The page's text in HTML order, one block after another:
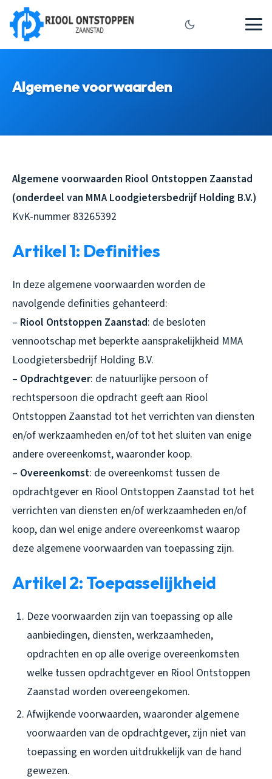
Algemene voorwaarden
Algemene voorwaarden Riool Ontstoppen Zaanstad
(onderdeel van MMA Loodgietersbedrijf Holding B.V.)
KvK-nummer 83265392
Artikel 1: Definities
In deze algemene voorwaarden worden de
navolgende definities gehanteerd:
– Riool Ontstoppen Zaanstad: de besloten
vennootschap met beperkte aansprakelijkheid MMA
Loodgietersbedrijf Holding B.V.
– Opdrachtgever: de natuurlijke persoon of
rechtspersoon die opdracht geeft aan Riool
Ontstoppen Zaanstad tot het verrichten van diensten
en/of werkzaamheden en/of tot het sluiten van enige
andere overeenkomst, waaronder koop.
– Overeenkomst: de overeenkomst tussen de
opdrachtgever en Riool Ontstoppen Zaanstad tot het
verrichten van diensten en/of werkzaamheden en/of
koop, dan wel enige andere overeenkomst waarop
deze algemene voorwaarden van toepassing zijn.
Artikel 2: Toepasselijkheid
Deze voorwaarden zijn van toepassing op alle
aanbiedingen, diensten, werkzaamheden,
opdrachten en op alle overige overeenkomsten
welke tussen opdrachtgever en Riool Ontstoppen
Zaanstad worden overeengekomen.
Afwijkende voorwaarden, waaronder algemene
voorwaarden van de opdrachtgever, zijn niet van
toepassing en worden uitdrukkelijk van de hand
gewezen.